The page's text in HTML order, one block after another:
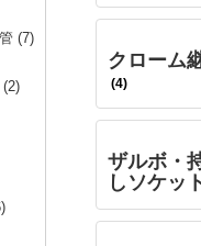
クローム
(4)
ザルボ・
しソケッ
(7)